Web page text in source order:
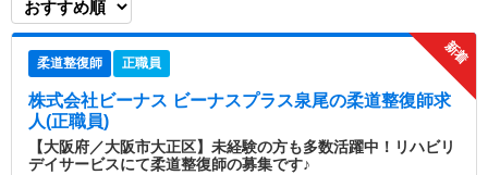
柔道整復師 正職員
株式会社ビーナス ビーナスプラス泉尾の柔道整復師求
人(正職員)
【大阪府／大阪市大正区】未経験の方も多数活躍中！リハビリ
デイサービスにて柔道整復師の募集です♪